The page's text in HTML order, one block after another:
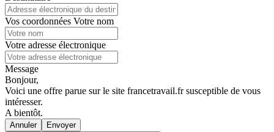
Vos coordonnées Votre nom
Votre adresse électronique
Message
Bonjour,
Voici une offre parue sur le site francetravail.fr susceptible de vous
intéresser.
A bientôt.
Annuler